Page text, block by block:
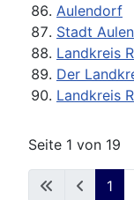
Aulendorf
Stadt
Landkreis
Der
Landkreis
Seite 1 von 19
1